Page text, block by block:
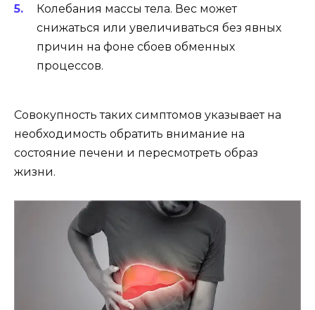
Колебания массы тела. Вес может
снижаться или увеличиваться без явных
причин на фоне сбоев обменных
процессов.
Совокупность таких симптомов указывает на
необходимость обратить внимание на
состояние печени и пересмотреть образ
жизни.